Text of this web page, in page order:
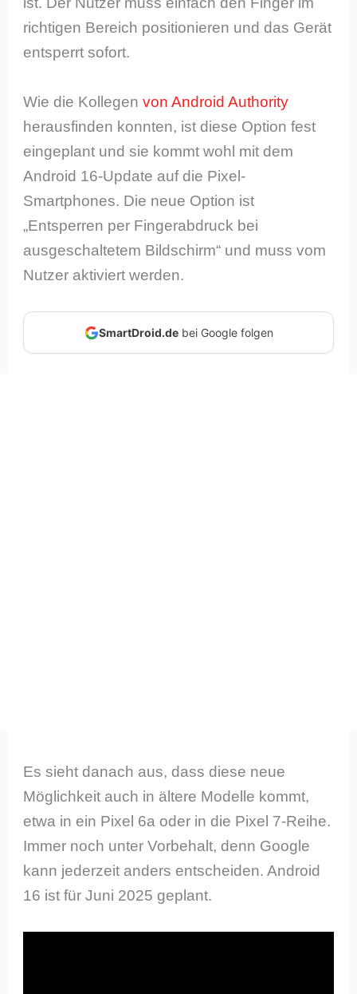
richtigen Bereich positionieren und das Gerät
entsperrt sofort.
Wie die Kollegenvon Android Authority
herausfinden konnten, ist diese Option fest
eingeplant und sie kommt wohl mit dem
Android 16-Update auf die Pixel-
Smartphones. Die neue Option ist
„Entsperren per Fingerabdruck bei
ausgeschaltetem Bildschirm“ und muss vom
Nutzer aktiviert werden.
SmartDroid.debei Google folgen
Es sieht danach aus, dass diese neue
Möglichkeit auch in ältere Modelle kommt,
etwa in ein Pixel 6a oder in die Pixel 7-Reihe.
Immer noch unter Vorbehalt, denn Google
kann jederzeit anders entscheiden. Android
16 ist für Juni 2025 geplant.